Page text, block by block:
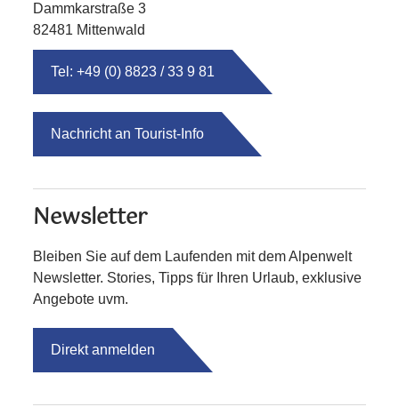
Dammkarstraße 3
82481 Mittenwald
Tel: +49 (0) 8823 / 33 9 81
Nachricht an Tourist-Info
Newsletter
Bleiben Sie auf dem Laufenden mit dem Alpenwelt
Newsletter. Stories, Tipps für Ihren Urlaub, exklusive
Angebote uvm.
Direkt anmelden